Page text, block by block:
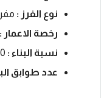
نوع الفرز :
رخصة الاعمار :
نسبة البناء :
عدد طوابق